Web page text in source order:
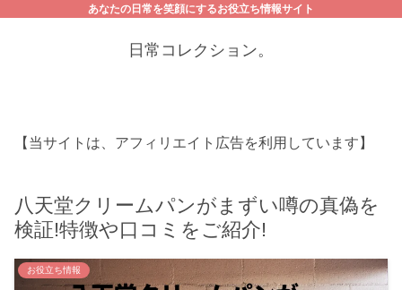
あなたの日常を笑顔にするお役立ち情報サイト
日常コレクション。
【当サイトは、アフィリエイト広告を利用しています】
八天堂クリームパンがまずい噂の真偽を
検証!特徴や口コミをご紹介!
お役立ち情報